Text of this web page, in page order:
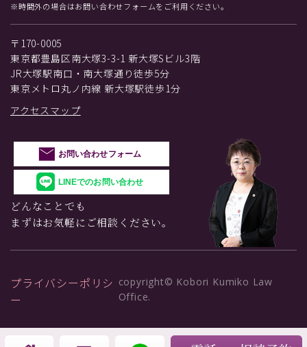
※時間外の場合はお問い合わせフォームをご利用ください。
〒170-0005
東京都豊島区南大塚3-3-1 新大塚Sビル3階
JR大塚駅南口・南大塚通り徒歩5分
東京メトロ丸ノ内線 新大塚駅徒歩1分
アクセスマップ
お問い合わせフォーム
LINEでのお問い合わせ
どんなことでも
まずはお気軽にご相談ください。
プライバシーポリシ
ー
copyright© Kobori Kumiko Law
Office.